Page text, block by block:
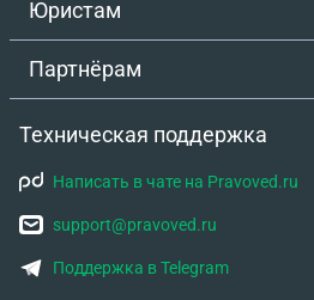
Юристам
Партнёрам
Техническая поддержка
Написать в чате на Pravoved.ru
support@pravoved.ru
Поддержка в Telegram